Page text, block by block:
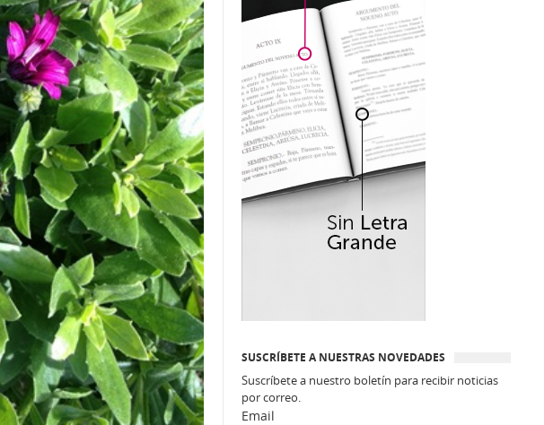
SUSCRÍBETE A NUESTRAS NOVEDADES
Suscríbete a nuestro boletín para recibir noticias
por correo.
Email